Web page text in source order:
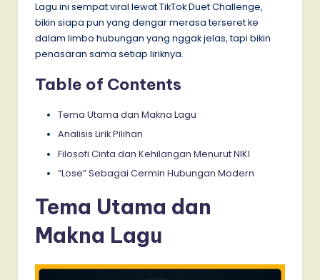
Lagu ini sempat viral lewat TikTok Duet Challenge,
bikin siapa pun yang dengar merasa terseret ke
dalam limbo hubungan yang nggak jelas, tapi bikin
penasaran sama setiap liriknya.
Table of Contents
Tema Utama dan Makna Lagu
Analisis Lirik Pilihan
Filosofi Cinta dan Kehilangan Menurut NIKI
“Lose” Sebagai Cermin Hubungan Modern
Tema Utama dan
Makna Lagu